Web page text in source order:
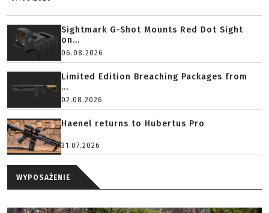
Sightmark G-Shot Mounts Red Dot Sight
on...
06.08.2026
Limited Edition Breaching Packages from
...
02.08.2026
Haenel returns to Hubertus Pro
31.07.2026
WYPOSAŻENIE